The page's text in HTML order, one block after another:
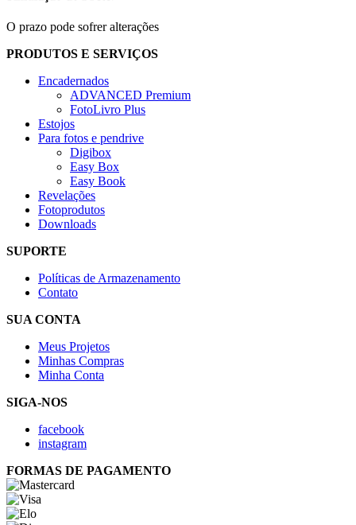
O prazo pode sofrer alterações
PRODUTOS E SERVIÇOS
Encadernados
ADVANCED Premium
FotoLivro Plus
Estojos
Para fotos e pendrive
Digibox
Easy Box
Easy Book
Revelações
Fotoprodutos
Downloads
SUPORTE
Políticas de Armazenamento
Contato
SUA CONTA
Meus Projetos
Minhas Compras
Minha Conta
SIGA-NOS
facebook
instagram
FORMAS DE PAGAMENTO